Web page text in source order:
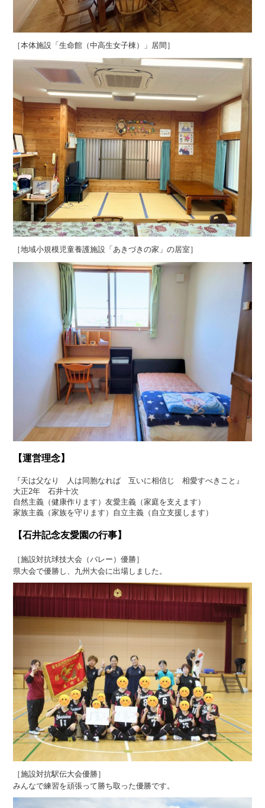
［本体施設「生命館（中高生女子棟）」居間］
［地域小規模児童養護施設「あきづきの家」の居室］
【運営理念】
『天は父なり 人は同胞なれば 互いに相信じ 相愛すべきこと』
大正2年 石井十次
自然主義（健康作ります）友愛主義（家庭を支えます）
家族主義（家族を守ります）自立主義（自立支援します）
【石井記念友愛園の行事】
［施設対抗球技大会（バレー）優勝］
県大会で優勝し、九州大会に出場しました。
［施設対抗駅伝大会優勝］
みんなで練習を頑張って勝ち取った優勝です。